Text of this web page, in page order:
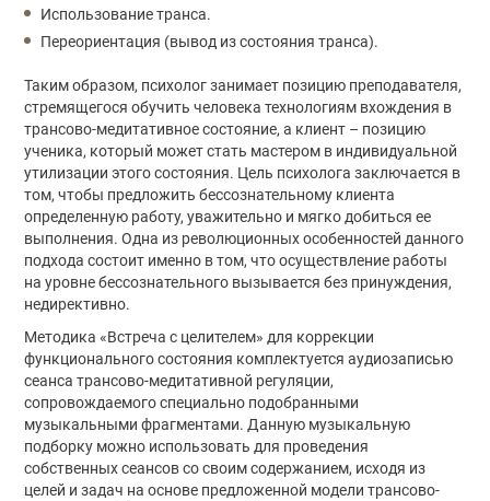
Использование транса.
Переориентация (вывод из состояния транса).
Таким образом, психолог занимает позицию преподавателя,
стремящегося обучить человека технологиям вхождения в
трансово-медитативное состояние, а клиент – позицию
ученика, который может стать мастером в индивидуальной
утилизации этого состояния. Цель психолога заключается в
том, чтобы предложить бессознательному клиента
определенную работу, уважительно и мягко добиться ее
выполнения. Одна из революционных особенностей данного
подхода состоит именно в том, что осуществление работы
на уровне бессознательного вызывается без принуждения,
недирективно.
Методика «Встреча с целителем» для коррекции
функционального состояния комплектуется аудиозаписью
сеанса трансово-медитативной регуляции,
сопровождаемого специально подобранными
музыкальными фрагментами. Данную музыкальную
подборку можно использовать для проведения
собственных сеансов со своим содержанием, исходя из
целей и задач на основе предложенной модели трансово-